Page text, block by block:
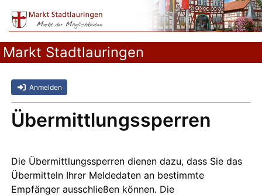
Markt Stadtlauringen